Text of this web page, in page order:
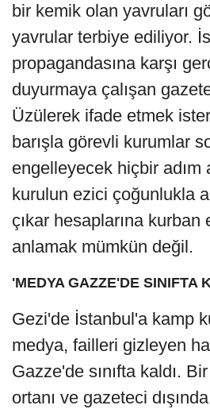
bir kemik olan yavruları
yavrular terbiye ediliyor.
propagandasına karşı
duyurmaya çalışan
Üzülerek ifade etmek
barışla görevli kurumlar
engelleyecek hiçbir adım
kurulun ezici çoğunlukla
çıkar hesaplarına kurban
anlamak mümkün değil.
'MEDYA GAZZE'DE SINIFTA
Gezi'de İstanbul'a kamp
medya, failleri gizleyen
Gazze'de sınıfta kaldı.
ortanı ve gazeteci